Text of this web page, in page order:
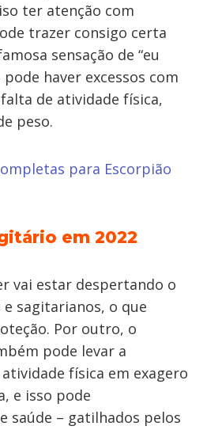
ter atenção com
trazer consigo certa
sensação de “eu
pode haver excessos com
de atividade física,
peso.
para Escorpião
em 2022
vai estar despertando o
sagitarianos, o que
Por outro, o
pode levar a
física em exagero
e isso pode
saúde – gatilhados pelos